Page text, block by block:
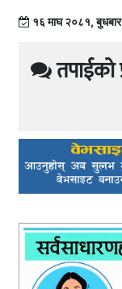
१६ माघ २०८१,
तपाईको